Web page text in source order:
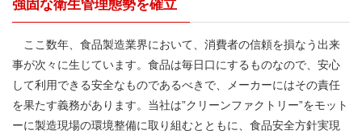
強固な衛生管理態勢を確立
ここ数年、食品製造業界において、消費者の信頼を損なう出来
事が次々に生じています。食品は毎日口にするものなので、安心
して利用できる安全なものであるべきで、メーカーにはその責任
を果たす義務があります。当社は”クリーンファクトリー”をモット
ーに製造現場の環境整備に取り組むとともに、食品安全方針実現